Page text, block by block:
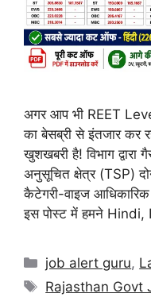
अगर आप भी REET
का बेसब्री से इंतजार कर
खुशखबरी है! विभाग
अनुसूचित क्षेत्र (TSP)
कैटेगरी-वाइज
इस पोस्ट में हमने
job alert guru,
Rajasthan Govt